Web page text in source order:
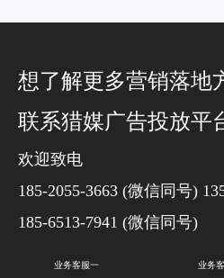
想了解更多营销落地
联系猎媒广告投放平
欢迎致电
185-2055-3663 (微信同号)
185-6513-7941 (微信同号)
业务客服一 业务